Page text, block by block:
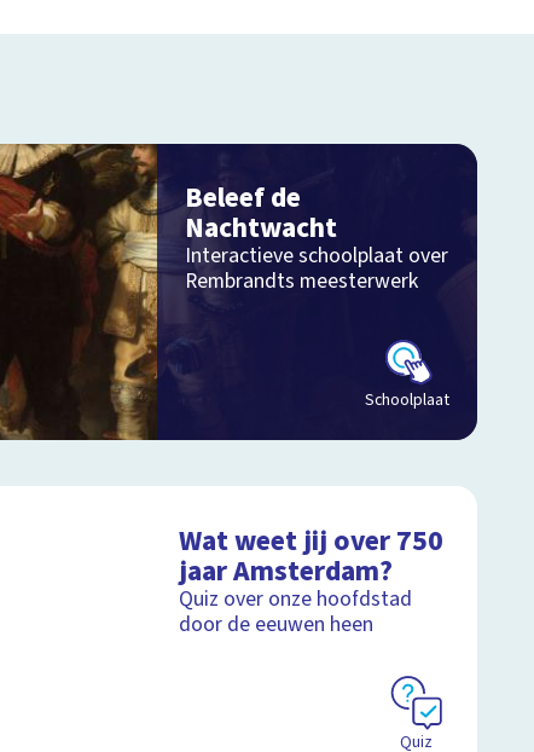
Beleef de
Nachtwacht
Interactieve schoolplaat over
Rembrandts meesterwerk
Schoolplaat
Wat weet jij over 750
jaar Amsterdam?
Quiz over onze hoofdstad
door de eeuwen heen
Quiz